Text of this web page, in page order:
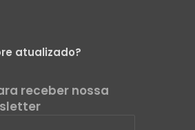
atualizado?
receber nossa